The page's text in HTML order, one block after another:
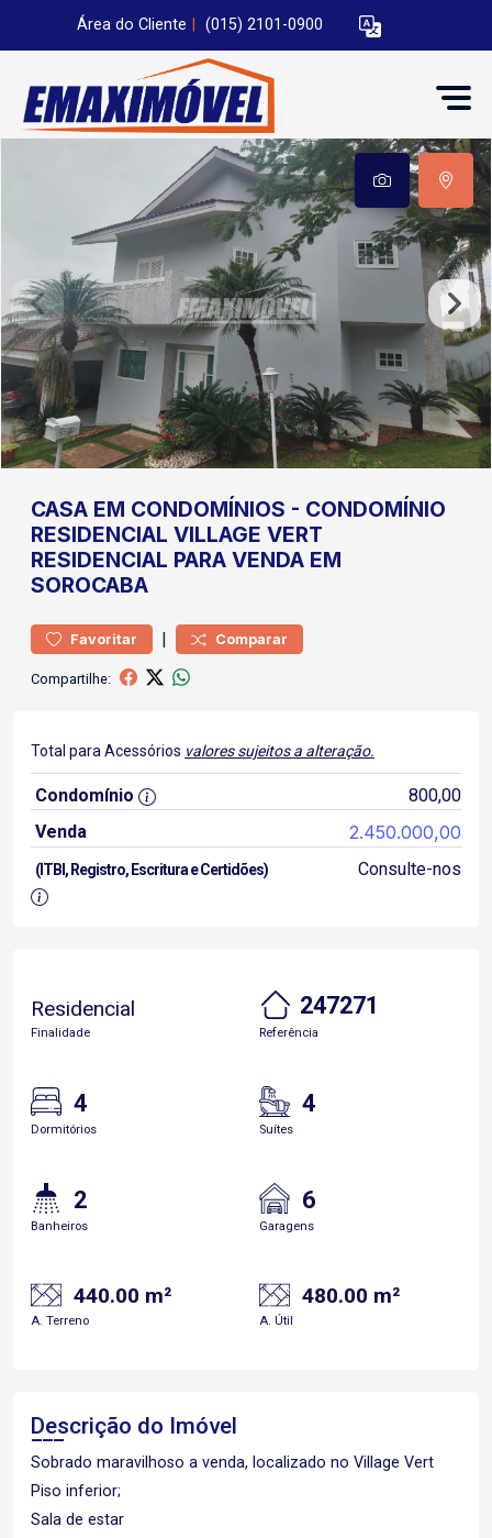
Área do Cliente (015) 2101-0900
CASA EM CONDOMÍNIOS - CONDOMÍNIO
RESIDENCIAL VILLAGE VERT
RESIDENCIAL PARA VENDA EM
SOROCABA
Favoritar | Comparar
Compartilhe:
Total para Acessórios valores sujeitos a alteração.
Condomínio
800,00
Venda
2.450.000,00
(ITBI, Registro, Escritura e Certidões) Consulte-nos
Residencial
Finalidade
247271
Referência
4
Dormitórios
4
Suítes
2
Banheiros
6
Garagens
440.00 m²
A. Terreno
480.00 m²
A. Útil
Descrição do Imóvel
Sobrado maravilhoso a venda, localizado no Village Vert
Piso inferior;
Sala de estar